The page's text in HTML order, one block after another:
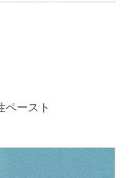
ペースト